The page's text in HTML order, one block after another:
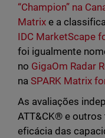
“Champion” na
Matrix e a
IDC MarketScape
foi igualmente
no GigaOm Radar
naSPARK Matrix
As avaliações
ATT&CK® e
eficácia das